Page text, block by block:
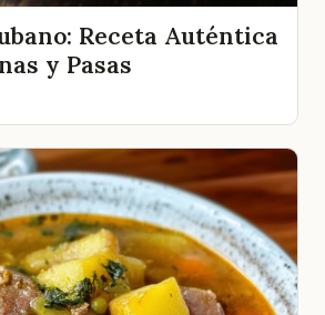
Receta Auténtica
y Pasas